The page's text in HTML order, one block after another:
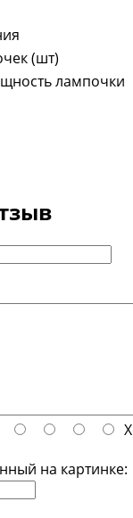
(шт)
лампочки
на картинке: